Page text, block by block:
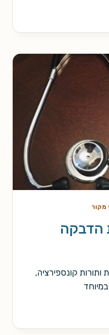
מקור
הדבקה
ותורות קונספירציה,